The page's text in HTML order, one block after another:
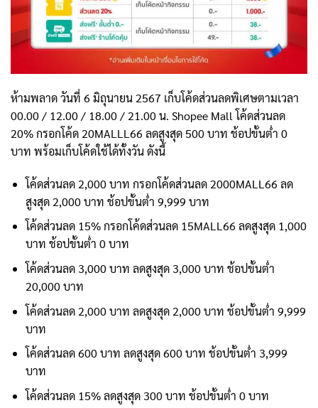
ห้ามพลาด วันที่ 6 มิถุนายน 2567 เก็บโค้ดส่วนลดพิเศษตามเวลา
00.00 / 12.00 / 18.00 / 21.00 น. Shopee Mall โค้ดส่วนลด
20% กรอกโค้ด 20MALLL66 ลดสูงสุด 500 บาท ช้อปขั้นต่ำ 0
บาท พร้อมเก็บโค้ดใช้ได้ทั้งวัน ดังนี้
โค้ดส่วนลด 2,000 บาท กรอกโค้ดส่วนลด 2000MALL66 ลด
สูงสุด 2,000 บาท ช้อปขั้นต่ำ 9,999 บาท
โค้ดส่วนลด 15% กรอกโค้ดส่วนลด 15MALL66 ลดสูงสุด 1,000
บาท ช้อปขั้นต่ำ 0 บาท
โค้ดส่วนลด 3,000 บาท ลดสูงสุด 3,000 บาท ช้อปขั้นต่ำ
20,000 บาท
โค้ดส่วนลด 2,000 บาท ลดสูงสุด 2,000 บาท ช้อปขั้นต่ำ 9,999
บาท
โค้ดส่วนลด 600 บาท ลดสูงสุด 600 บาท ช้อปขั้นต่ำ 3,999
บาท
โค้ดส่วนลด 15% ลดสูงสุด 300 บาท ช้อปขั้นต่ำ 0 บาท